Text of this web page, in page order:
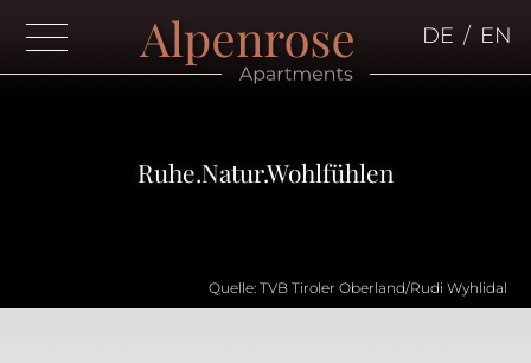
Quelle: TVB Tiroler Oberland/Rudi Wyhlidal
Ruhe.Natur.Wohlfühlen
DE / EN
Apartment 7